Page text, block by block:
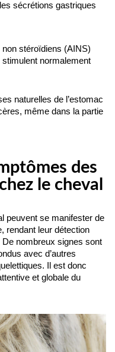
sécrétions gastriques
non stéroïdiens (AINS)
normalement
naturelles de l’estomac
même dans la partie
des
le cheval
peuvent se manifester de
rendant leur détection
nombreux signes sont
avec d’autres
Il est donc
et globale du